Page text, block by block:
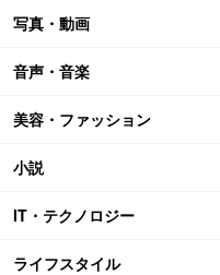
写真・動画
音声・音楽
美容・ファッション
小説
IT・テクノロジー
ライフスタイル